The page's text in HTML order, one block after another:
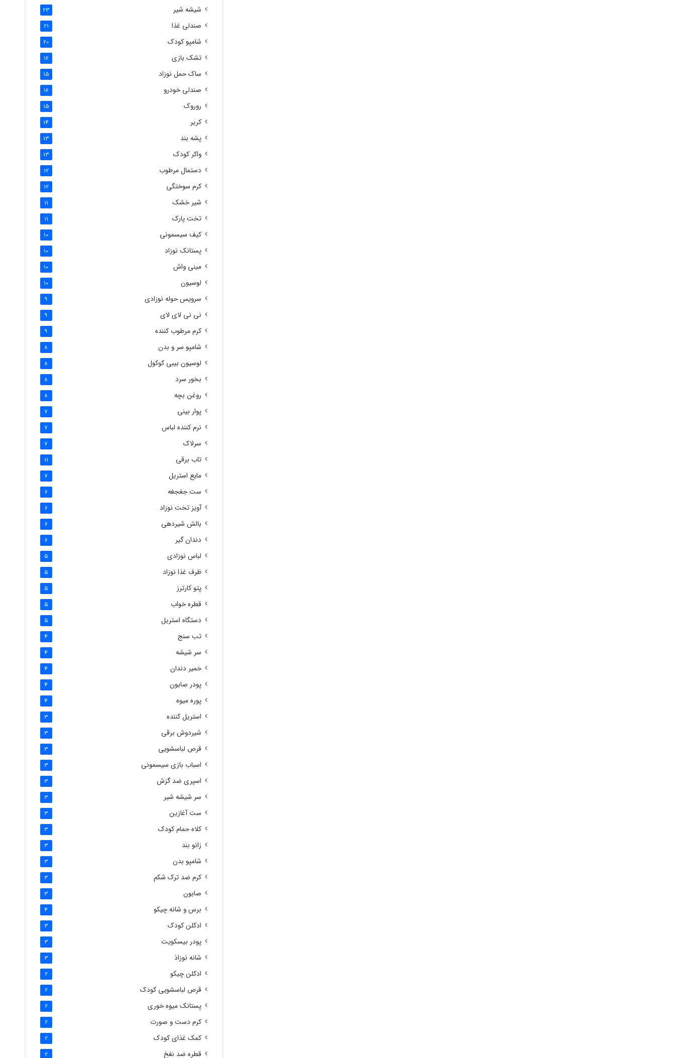
شیشه شیر 23
صندلی غذا 21
شامپو کودک 20
تشک بازی 16
ساک حمل نوزاد 15
صندلی خودرو 16
روروک 15
کریر 14
پشه بند 13
واکر کودک 13
دستمال مرطوب 12
کرم سوختگی 12
شیر خشک 11
تخت پارک 11
کیف سیسمونی 10
پستانک نوزاد 10
مینی واش 10
لوسیون 10
سرویس حوله نوزادی 9
نی نی لای لای 9
کرم مرطوب کننده 9
شامپو سر و بدن 8
لوسیون بیبی کوکول 8
بخور سرد 8
روغن بچه 8
پوار بینی 7
نرم کننده لباس 7
سرلاک 7
تاب برقی 11
مایع استریل 7
ست جغجغه 6
آویز تخت نوزاد 6
بالش شیردهی 6
دندان گیر 6
لباس نوزادی 5
ظرف غذا نوزاد 5
پتو کارترز 5
قطره خواب 5
دستگاه استریل 5
تب سنج 4
سر شیشه 4
خمیر دندان 4
پودر صابون 4
پوره میوه 4
استریل کننده 3
شیردوش برقی 3
قرص لباسشویی 3
اسباب بازی سیسمونی 3
اسپری ضد گزش 3
سر شیشه شیر 3
ست آغازین 3
کلاه حمام کودک 3
زانو بند 3
شامپو بدن 3
کرم ضد ترک شکم 3
صابون 3
برس و شانه چیکو 4
ادکلن کودک 3
پودر بیسکویت 3
شانه نوزاذ 3
ادکلن چیکو 2
قرص لباسشویی کودک 2
پستانک میوه خوری 2
کرم دست و صورت 2
کمک غذای کودک 2
قطره ضد نفخ 2